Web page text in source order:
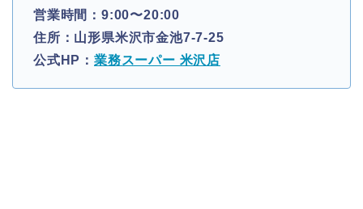
営業時間：9:00〜20:00
住所：山形県米沢市金池7-7-25
公式HP： 業務スーパー 米沢店